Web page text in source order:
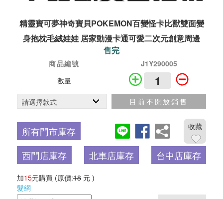
精靈寶可夢神奇寶貝POKEMON百變怪卡比獸雙面變
身抱枕毛絨娃娃 居家動漫卡通可愛二次元創意周邊
售完
商品編號
J1Y290005
數量
目前不開放銷售
所有門市庫存 收藏
西門店庫存 北車店庫存 台中店庫存
加15元購買 (原價:18 元 )
髮網